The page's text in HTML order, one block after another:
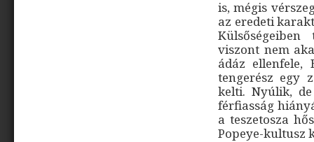
is, mégis
az eredeti
viszont nem
ádáz ellenfele,
tengerész egy
kelti. Nyúlik,
férfiasság
a teszetosza
Popeye-kultusz